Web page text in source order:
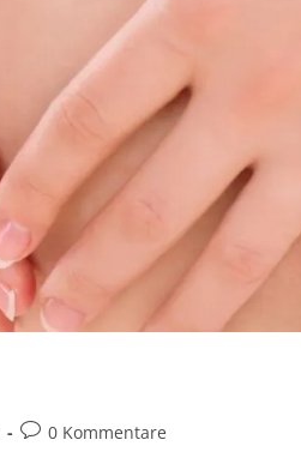
0 Kommentare